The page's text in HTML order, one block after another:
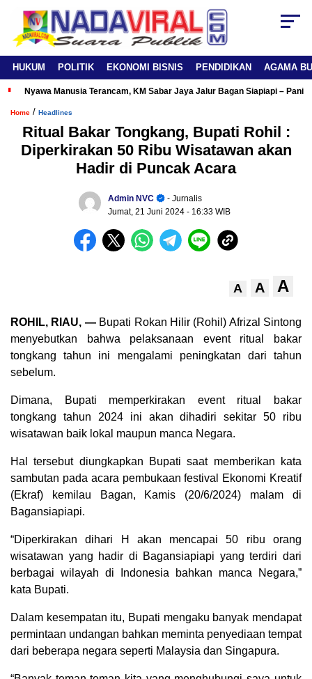
HUKUM POLITIK EKONOMI BISNIS PENDIDIKAN AGAMA
Nyawa Manusia Terancam, KM Sabar Jaya Jalur Bagan Siapiapi –
Home / Headlines
Ritual Bakar Tongkang, Bupati Rohil :
Diperkirakan 50 Ribu Wisatawan akan
Hadir di Puncak Acara
Admin NVC
- Jurnalis
Jumat, 21 Juni 2024 - 16:33 WIB
A A A
ROHIL, RIAU, —Bupati Rokan Hilir (Rohil) Afrizal Sintong
menyebutkan bahwa pelaksanaan event ritual bakar
tongkang tahun ini mengalami peningkatan dari tahun
sebelum.
Dimana, Bupati memperkirakan event ritual bakar
tongkang tahun 2024 ini akan dihadiri sekitar 50 ribu
wisatawan baik lokal maupun manca Negara.
Hal tersebut diungkapkan Bupati saat memberikan kata
sambutan pada acara pembukaan festival Ekonomi Kreatif
(Ekraf) kemilau Bagan, Kamis (20/6/2024) malam di
Bagansiapiapi.
“Diperkirakan dihari H akan mencapai 50 ribu orang
wisatawan yang hadir di Bagansiapiapi yang terdiri dari
berbagai wilayah di Indonesia bahkan manca Negara,”
kata Bupati.
Dalam kesempatan itu, Bupati mengaku banyak mendapat
permintaan undangan bahkan meminta penyediaan tempat
dari beberapa negara seperti Malaysia dan Singapura.